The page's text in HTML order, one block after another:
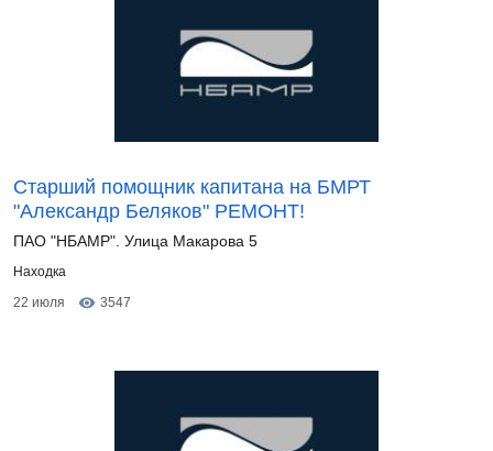
Старший помощник капитана на БМРТ
"Александр Беляков" РЕМОНТ!
ПАО "НБАМР". Улица Макарова 5
Находка
22 июля
3547